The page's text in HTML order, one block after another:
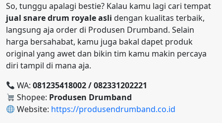
So, tunggu apalagi bestie? Kalau kamu lagi cari tempat
jual snare drum royale asli dengan kualitas terbaik,
langsung aja order di Produsen Drumband. Selain
harga bersahabat, kamu juga bakal dapet produk
original yang awet dan bikin tim kamu makin percaya
diri tampil di mana aja.
WA:081235418002 / 082331202221
Shopee: Produsen Drumband
Website: https://produsendrumband.co.id